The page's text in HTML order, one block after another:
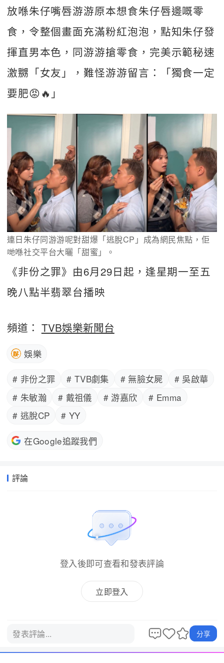
放喺朱仔嘴唇游游原本想食朱仔唇邊嘅零
食，令整個畫面充滿粉紅泡泡，點知朱仔發
揮直男本色，同游游搶零食，完美示範秘速
激嬲「女友」，難怪游游留言：「獨食一定
要肥😡🔥」
連日朱仔同游游呢對甜爆「逃脫CP」成為網民焦點，佢
哋喺社交平台大曬「甜蜜」。
《非份之罪》由6月29日起，逢星期一至五
晚八點半翡翠台播映
頻道： TVB娛樂新聞台
娛樂
# 非份之罪 # TVB劇集 # 無臉女屍
# 吳啟華
# 朱敏瀚
# 戴祖儀 # 游嘉欣
# Emma
# 逃脫CP
# YY
在Google追蹤我們
評論
登入後即可查看和發表評論
立即登入
發表評論... 分享